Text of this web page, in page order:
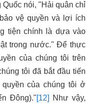
nói, "Hải quân chỉ
vệ quyền và lợi ích
tiện chính là dựa vào
trong nước." Để thực
của chúng tôi trên
tôi đã bắt đầu tiến
của chúng tôi ở
Đông)."[12]
Như vậy,